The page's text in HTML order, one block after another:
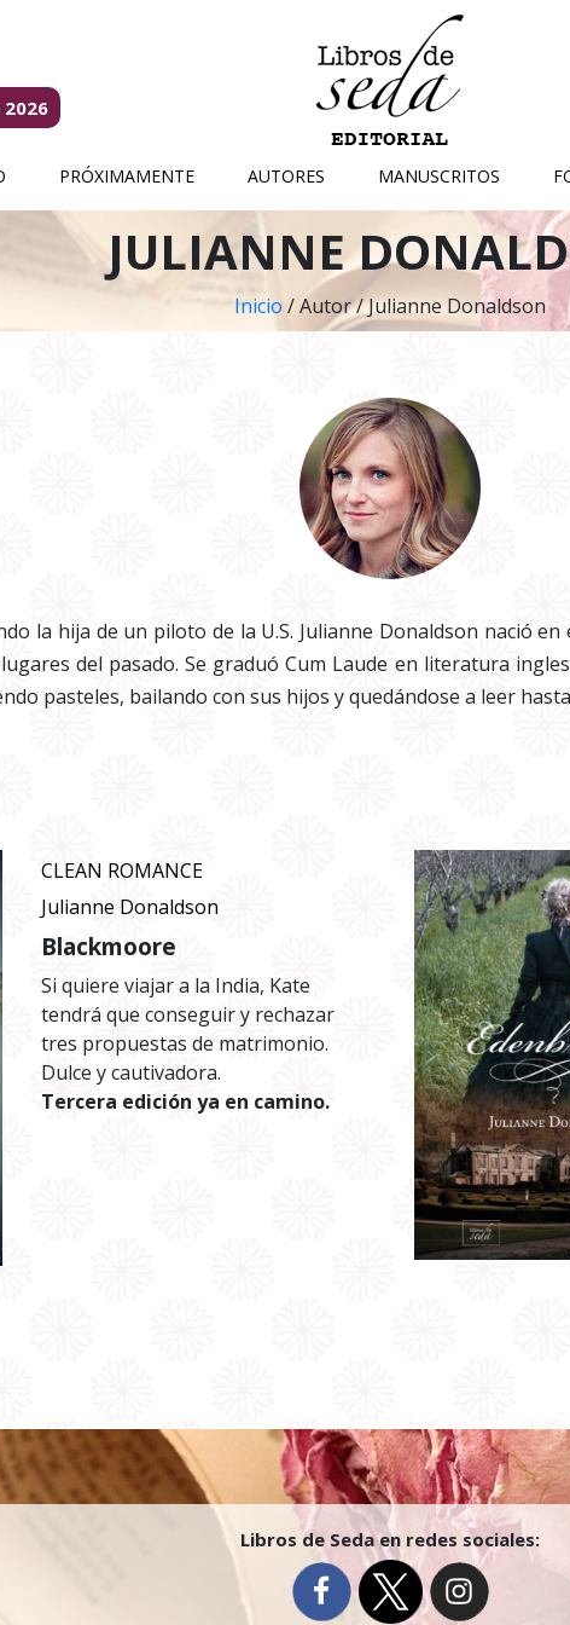
2026
PRÓXIMAMENTE AUTORES MANUSCRITOS
JULIANNE
Inicio / Autor / Julianne Donaldson
la hija de un piloto de la U.S. Julianne Donaldson nació
del pasado. Se graduó Cum Laude en literatura
pasteles, bailando con sus hijos y quedándose a leer
CLEAN ROMANCE
Julianne Donaldson
Blackmoore
Si quiere viajar a la India, Kate
tendrá que conseguir y rechazar
tres propuestas de matrimonio.
Dulce y cautivadora.
Tercera edición ya en camino.
Libros de Seda en redes sociales: